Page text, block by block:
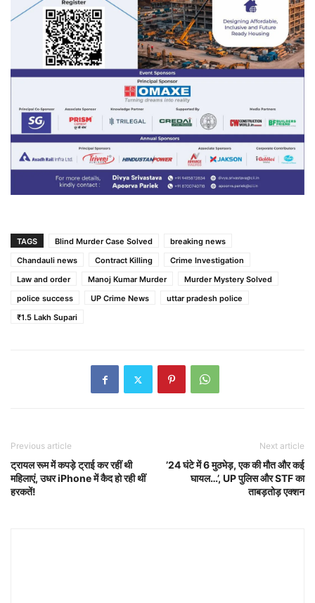
TAGS Blind Murder Case Solved
breaking news
Chandauli news
Contract Killing
Crime Investigation
Law and order
Manoj Kumar Murder
Murder Mystery Solved
police success
UP Crime News
uttar pradesh police
₹1.5 Lakh Supari
Previous article
ट्रायल रूम में कपड़े ट्राई कर रहीं थी
महिलाएं, उधर iPhone में कैद हो रही थीं
हरकतें!
Next article
’24 घंटे में 6 मुठभेड़, एक की मौत और कई
घायल…’, UP पुलिस और STF का
ताबड़तोड़ एक्शन